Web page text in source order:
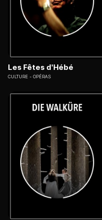
Les Fêtes d'Hébé
CULTURE OPÉRAS